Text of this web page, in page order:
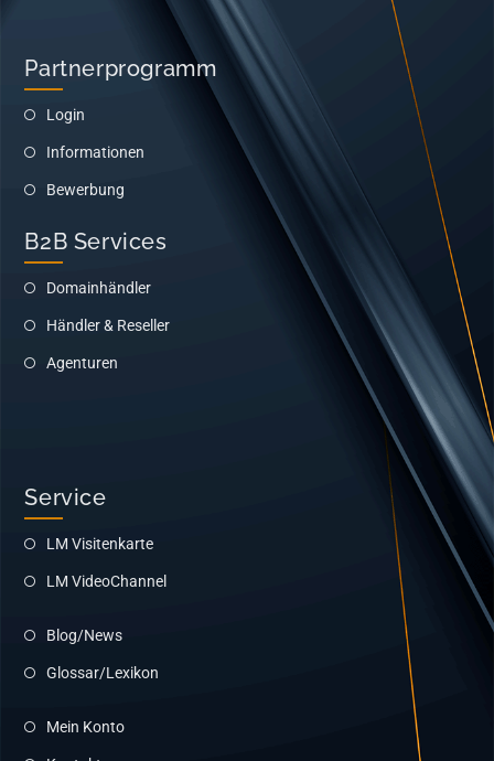
Partnerprogramm
Login
Informationen
Bewerbung
B2B Services
Domainhändler
Händler & Reseller
Agenturen
Service
LM Visitenkarte
LM VideoChannel
Blog/News
Glossar/Lexikon
Mein Konto